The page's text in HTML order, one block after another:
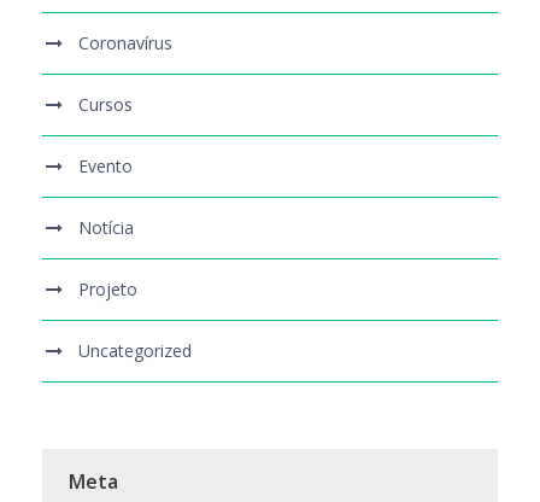
Coronavírus
Cursos
Evento
Notícia
Projeto
Uncategorized
Meta